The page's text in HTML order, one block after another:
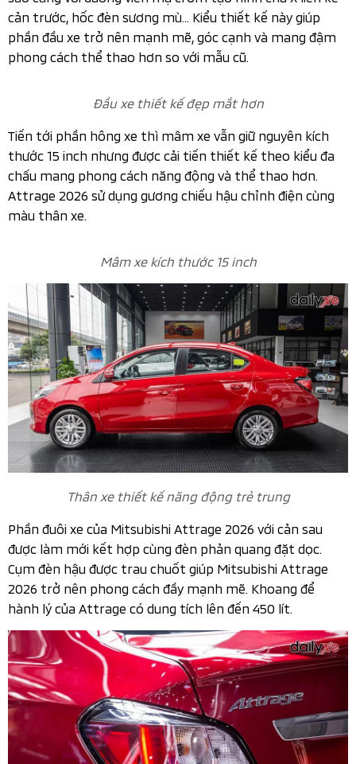
Dynamic Shield tương tự những mẫu xe “đàn anh”
Xpander, Triton hay Outlander phiên bản nâng cấp vừa ra
mắt vào tháng 2.2026.
Đầu xe thiết kế đẹp mắt hơn
Thiết kế lưới tản nhiệt gồm 2 thanh ngang tạo dáng
cứng cáp nối liền cụm đèn pha Halogen phản xạ đa
hướng cho khả năng chiếu sáng vượt trội với thiết kế sắc
sảo cùng với đường viền mạ crôm tạo hình chữ X liền kế
cản trước, hốc đèn sương mù… Kiểu thiết kế này giúp
phần đầu xe trở nên mạnh mẽ, góc cạnh và mang đậm
phong cách thể thao hơn so với mẫu cũ.
Đầu xe thiết kế đẹp mắt hơn
Tiến tới phần hông xe thì mâm xe vẫn giữ nguyên kích
thước 15 inch nhưng được cải tiến thiết kế theo kiểu đa
chấu mang phong cách năng động và thể thao hơn.
Attrage 2026 sử dụng gương chiếu hậu chỉnh điện cùng